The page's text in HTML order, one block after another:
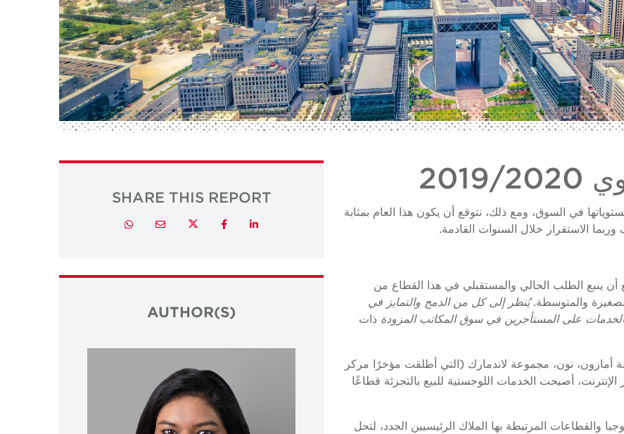
في السوق، ومع ذلك، نتوقع أن يكون هذا العام بمثابة
الاستقرار خلال السنوات القادمة.
أن ينبع الطلب الحالي والمستقبلي في هذا القطاع من
والمتوسطة.يُنظر إلى كل من الدمج والتمايز في
على المستأجرين في سوق المكاتب المزودة ذات
أمازون، نون، مجموعة لاندمارك (التي أطلقت مؤخرًا مركز
أصبحت الخدمات اللوجستية للبيع بالتجزئة قطاعًا
والقطاعات المرتبطة بها الملاك الرئيسيين الجدد، لتحل
SHARE THIS REPORT
LinkedIn
Facebook
Twitter
Email
Whatsapp
AUTHOR(S)